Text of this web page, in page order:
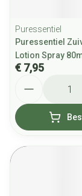
Puressentiel
Puressentiel
Lotion Spray
€ 7,95